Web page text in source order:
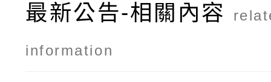
最新公告-相關內容
information